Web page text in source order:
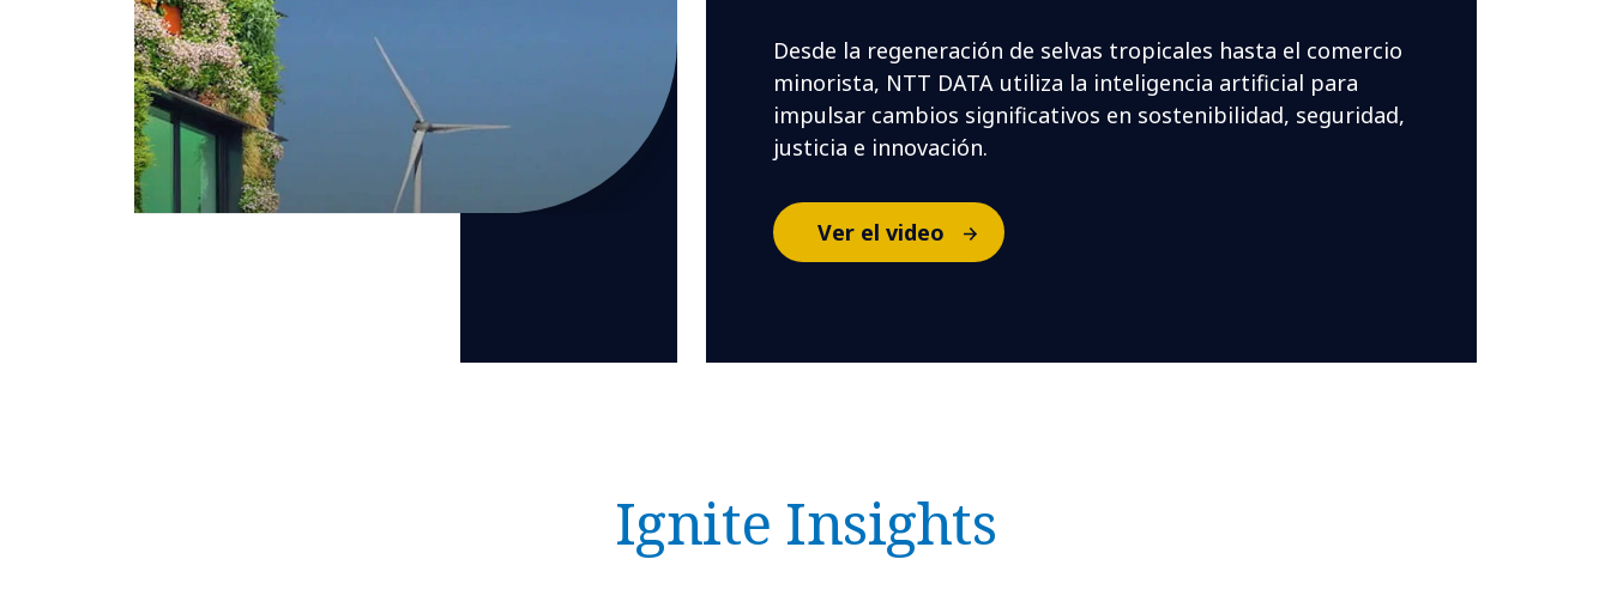
Desde la regeneración de selvas tropicales hasta el comercio
minorista, NTT DATA utiliza la inteligencia artificial para
impulsar cambios significativos en sostenibilidad, seguridad,
justicia e innovación.
Ver el video
Ignite Insights